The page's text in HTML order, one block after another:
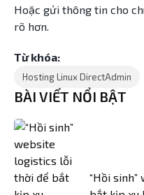
Hoặc gửi thông tin cho
rõ hơn.
Từ khóa:
Hosting Linux DirectAdmin
BÀI VIẾT NỔI BẬT
“Hồi